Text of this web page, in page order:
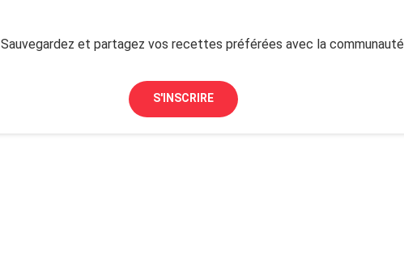
Sauvegardez et partagez vos recettes préférées avec la communauté
S'INSCRIRE